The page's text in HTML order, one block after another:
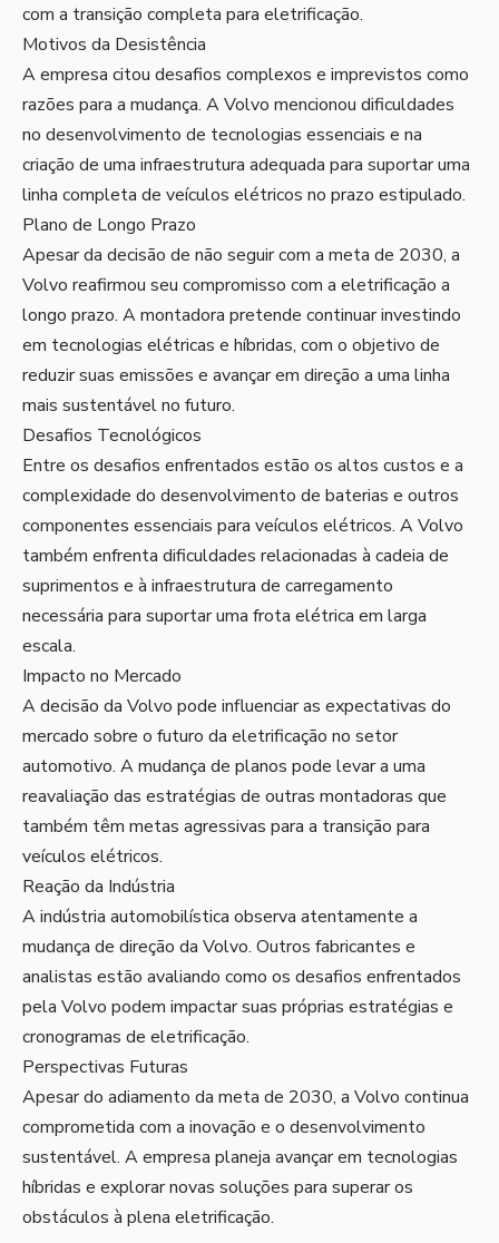
com a transição completa para eletrificação.
Motivos da Desistência
A empresa citou desafios complexos e imprevistos como
razões para a mudança. A Volvo mencionou dificuldades
no desenvolvimento de tecnologias essenciais e na
criação de uma infraestrutura adequada para suportar uma
linha completa de veículos elétricos no prazo estipulado.
Plano de Longo Prazo
Apesar da decisão de não seguir com a meta de 2030, a
Volvo reafirmou seu compromisso com a eletrificação a
longo prazo. A montadora pretende continuar investindo
em tecnologias elétricas e híbridas, com o objetivo de
reduzir suas emissões e avançar em direção a uma linha
mais sustentável no futuro.
Desafios Tecnológicos
Entre os desafios enfrentados estão os altos custos e a
complexidade do desenvolvimento de baterias e outros
componentes essenciais para veículos elétricos. A Volvo
também enfrenta dificuldades relacionadas à cadeia de
suprimentos e à infraestrutura de carregamento
necessária para suportar uma frota elétrica em larga
escala.
Impacto no Mercado
A decisão da Volvo pode influenciar as expectativas do
mercado sobre o futuro da eletrificação no setor
automotivo. A mudança de planos pode levar a uma
reavaliação das estratégias de outras montadoras que
também têm metas agressivas para a transição para
veículos elétricos.
Reação da Indústria
A indústria automobilística observa atentamente a
mudança de direção da Volvo. Outros fabricantes e
analistas estão avaliando como os desafios enfrentados
pela Volvo podem impactar suas próprias estratégias e
cronogramas de eletrificação.
Perspectivas Futuras
Apesar do adiamento da meta de 2030, a Volvo continua
comprometida com a inovação e o desenvolvimento
sustentável. A empresa planeja avançar em tecnologias
híbridas e explorar novas soluções para superar os
obstáculos à plena eletrificação.